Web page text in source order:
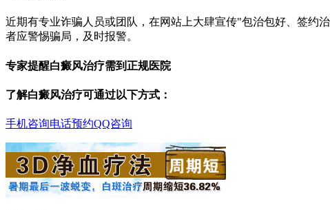
近期有专业诈骗人员或团队，在网站上大肆宣传"包治包好、签约
者应警惕骗局，及时报警。
专家提醒白癜风治疗需到正规医院
了解白癜风治疗可通过以下方式：
手机咨询电话预约QQ咨询